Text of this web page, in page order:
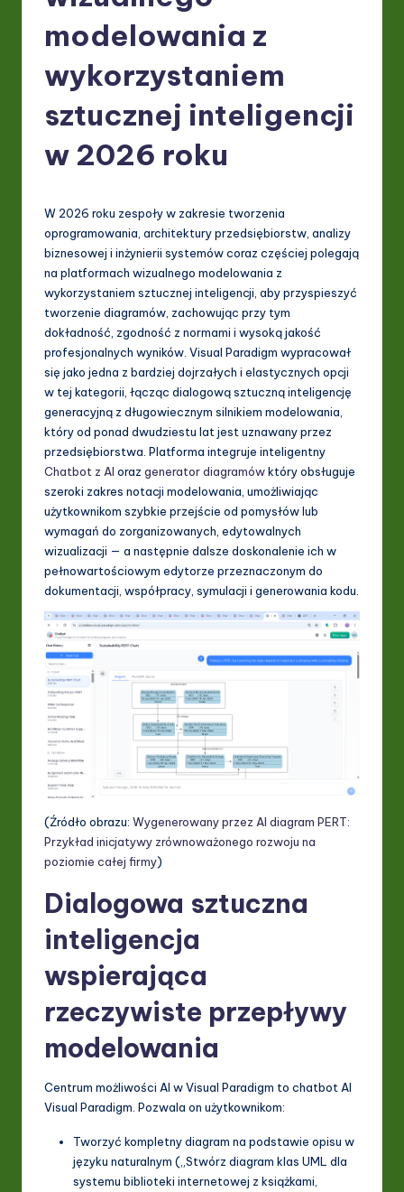
in
A
&
S
o
ft
w
In
ti
o
modelowania z
wykorzystaniem
sztucznej inteligencji
w 2026 roku
W 2026 roku zespoły w zakresie tworzenia
oprogramowania, architektury przedsiębiorstw, analizy
biznesowej i inżynierii systemów coraz częściej polegają
na platformach wizualnego modelowania z
wykorzystaniem sztucznej inteligencji, aby przyspieszyć
tworzenie diagramów, zachowując przy tym
dokładność, zgodność z normami i wysoką jakość
profesjonalnych wyników. Visual Paradigm wypracował
się jako jedna z bardziej dojrzałych i elastycznych opcji
w tej kategorii, łącząc dialogową sztuczną inteligencję
generacyjną z długowiecznym silnikiem modelowania,
który od ponad dwudziestu lat jest uznawany przez
przedsiębiorstwa. Platforma integruje inteligentny
Chatbot z AI oraz generator diagramówktóry obsługuje
szeroki zakres notacji modelowania, umożliwiając
użytkownikom szybkie przejście od pomysłów lub
wymagań do zorganizowanych, edytowalnych
wizualizacji — a następnie dalsze doskonalenie ich w
pełnowartościowym edytorze przeznaczonym do
dokumentacji, współpracy, symulacji i generowania kodu.
(Źródło obrazu: Wygenerowany przez AI diagram PERT:
Przykład inicjatywy zrównoważonego rozwoju na
poziomie całej firmy)
Dialogowa sztuczna
inteligencja
wspierająca
rzeczywiste przepływy
modelowania
Centrum możliwości AI w Visual Paradigm to chatbot AI
Visual Paradigm. Pozwala on użytkownikom:
Tworzyć kompletny diagram na podstawie opisu w
języku naturalnym („Stwórz diagram klas UML dla
systemu biblioteki internetowej z książkami,